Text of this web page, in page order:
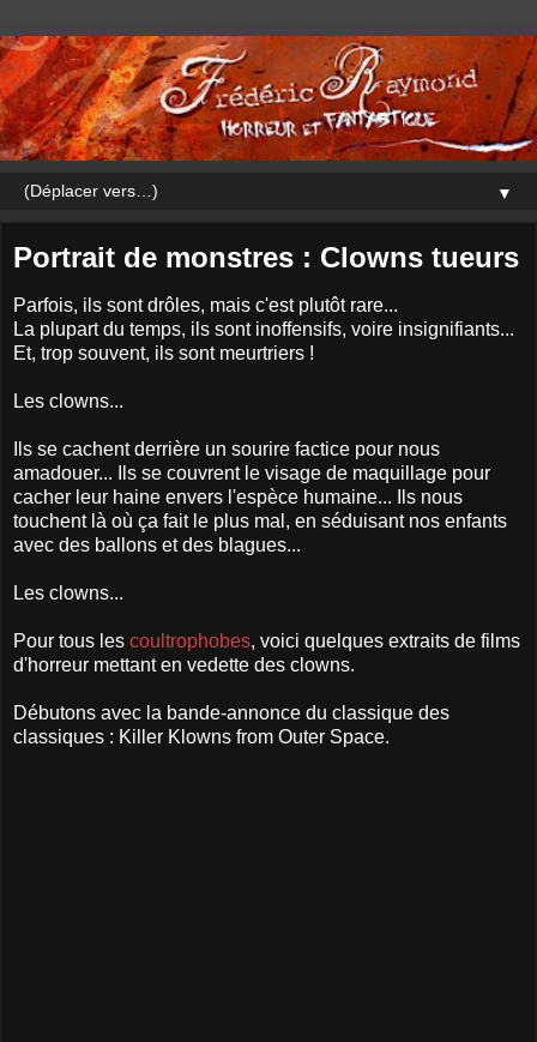
▼
Portrait de monstres : Clowns tueurs
Parfois, ils sont drôles, mais c'est plutôt rare...
La plupart du temps, ils sont inoffensifs, voire insignifiants...
Et, trop souvent, ils sont meurtriers !
Les clowns...
Ils se cachent derrière un sourire factice pour nous
amadouer... Ils se couvrent le visage de maquillage pour
cacher leur haine envers l'espèce humaine... Ils nous
touchent là où ça fait le plus mal, en séduisant nos enfants
avec des ballons et des blagues...
Les clowns...
Pour tous les coultrophobes, voici quelques extraits de films
d'horreur mettant en vedette des clowns.
Débutons avec la bande-annonce du classique des
classiques : Killer Klowns from Outer Space.